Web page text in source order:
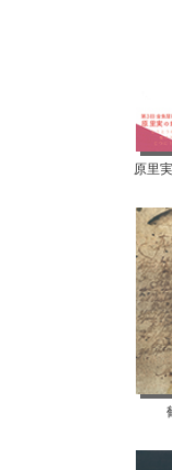
原里